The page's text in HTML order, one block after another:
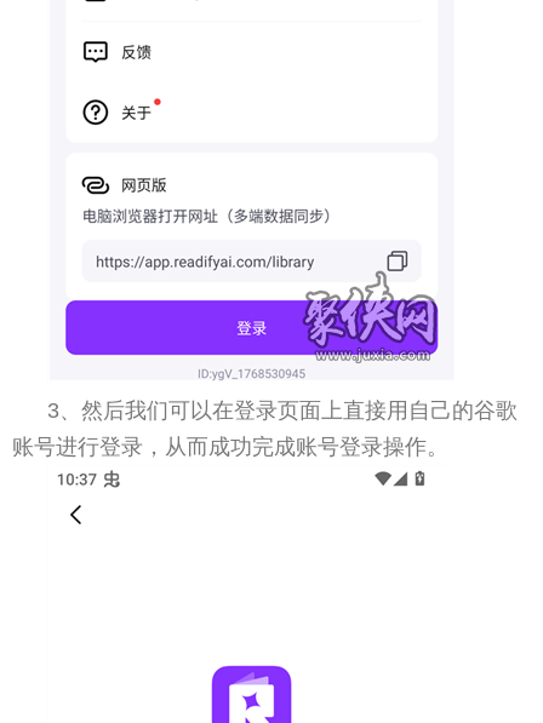
3、然后我们可以在登录页面上直接用自己的谷歌
账号进行登录，从而成功完成账号登录操作。